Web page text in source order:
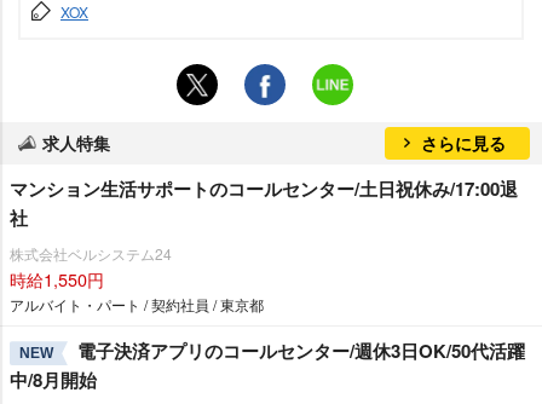
XOX
求人特集 さらに見る
マンション生活サポートのコールセンター/土日祝休み/17:00退
社
株式会社ベルシステム24
時給1,550円
アルバイト・パート / 契約社員 / 東京都
NEW
電子決済アプリのコールセンター/週休3日OK/50代活躍
中/8月開始